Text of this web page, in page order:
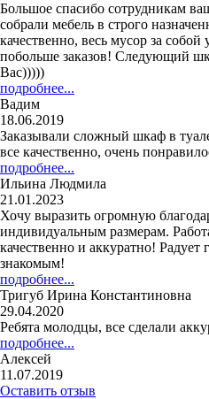
Большое спасибо сотрудникам
собрали мебель в строго
качественно, весь мусор за собой
побольше заказов! Следующий
Вас)))))
подробнее...
Вадим
18.06.2019
Заказывали сложный шкаф в
все качественно, очень
подробнее...
Ильина Людмила
21.01.2023
Хочу выразить огромную
индивидуальным размерам.
качественно и аккуратно! Радует
знакомым!
подробнее...
Тригуб Ирина Константиновна
29.04.2020
Ребята молодцы, все сделали
подробнее...
Алексей
11.07.2019
Оставить отзыв